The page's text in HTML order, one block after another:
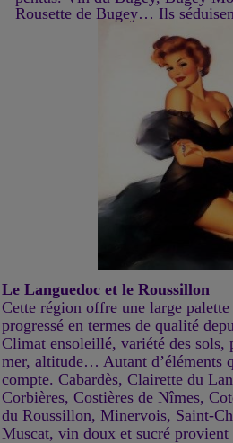
Rousette de Bugey… Ils
Le Languedoc et le Roussillon
Cette région offre une large
progressé en termes de qualité
Climat ensoleillé, variété des sols,
mer, altitude… Autant d’éléments
compte. Cabardès, Clairette du
Corbières, Costières de Nîmes,
du Roussillon, Minervois, Saint-
Muscat, vin doux et sucré provient